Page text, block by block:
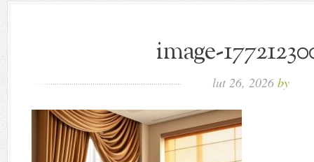
image-
lut 26, 2026 by